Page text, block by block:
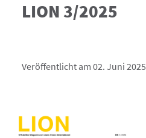
LION 3/2025
Veröffentlicht am 02. Juni 2025